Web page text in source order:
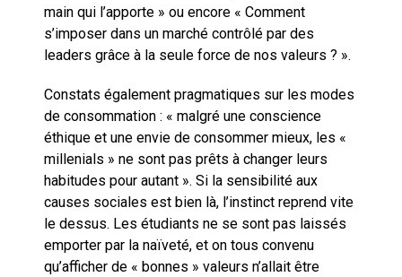
main qui l’apporte » ou encore « Comment
s’imposer dans un marché contrôlé par des
leaders grâce à la seule force de nos valeurs ? ».
Constats également pragmatiques sur les modes
de consommation : « malgré une conscience
éthique et une envie de consommer mieux, les «
millenials » ne sont pas prêts à changer leurs
habitudes pour autant ». Si la sensibilité aux
causes sociales est bien là, l’instinct reprend vite
le dessus. Les étudiants ne se sont pas laissés
emporter par la naïveté, et on tous convenu
qu’afficher de « bonnes » valeurs n’allait être